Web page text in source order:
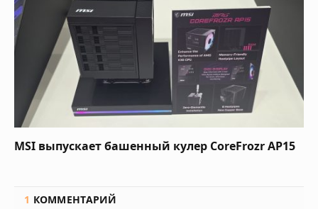
MSI выпускает башенный кулер CoreFrozr AP15
1 КОММЕНТАРИЙ